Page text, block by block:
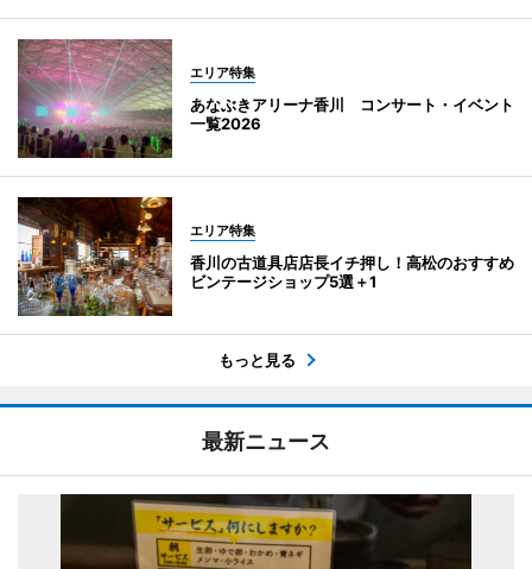
エリア特集
あなぶきアリーナ香川 コンサート・イベント
一覧2026
エリア特集
香川の古道具店店長イチ押し！高松のおすすめ
ビンテージショップ5選＋1
もっと見る
最新ニュース